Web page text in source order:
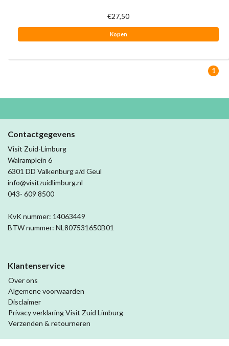
€27,50
Kopen
1
Contactgegevens
Visit Zuid-Limburg
Walramplein 6
6301 DD Valkenburg a/d Geul
info@visitzuidlimburg.nl
043- 609 8500
KvK nummer: 14063449
BTW nummer: NL807531650B01
Klantenservice
Over ons
Algemene voorwaarden
Disclaimer
Privacy verklaring Visit Zuid Limburg
Verzenden & retourneren